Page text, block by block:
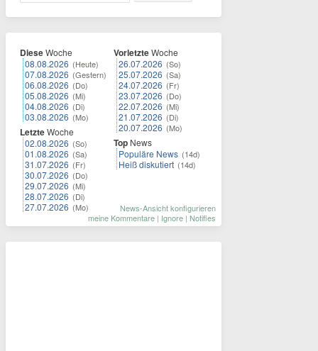
DieseWoche
08.08.2026 (Heute)
07.08.2026 (Gestern)
06.08.2026 (Do)
05.08.2026 (Mi)
04.08.2026 (Di)
03.08.2026 (Mo)
LetzteWoche
02.08.2026 (So)
01.08.2026 (Sa)
31.07.2026 (Fr)
30.07.2026 (Do)
29.07.2026 (Mi)
28.07.2026 (Di)
27.07.2026 (Mo)
VorletzteWoche
26.07.2026 (So)
25.07.2026 (Sa)
24.07.2026 (Fr)
23.07.2026 (Do)
22.07.2026 (Mi)
21.07.2026 (Di)
20.07.2026 (Mo)
Top News
Populäre News (14d)
Heiß diskutiert (14d)
News-Ansicht konfigurieren
meine Kommentare | Ignore | Notifies